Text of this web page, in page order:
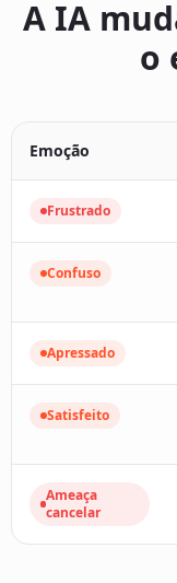
A IA
o
Emoção
Frustrado
Confuso
Apressado
Satisfeito
Ameaça
cancelar